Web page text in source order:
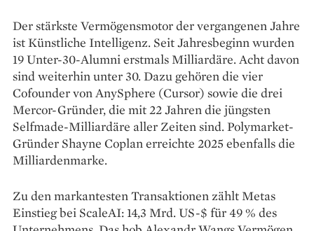
Der stärkste Vermögensmotor der vergangenen Jahre
ist Künstliche Intelligenz. Seit Jahresbeginn wurden
19 Unter-30-Alumni erstmals Milliardäre. Acht davon
sind weiterhin unter 30. Dazu gehören die vier
Cofounder von AnySphere (Cursor) sowie die drei
Mercor-Gründer, die mit 22 Jahren die jüngsten
Selfmade-Milliardäre aller Zeiten sind. Polymarket-
Gründer Shayne Coplan erreichte 2025 ebenfalls die
Milliardenmarke.
Zu den markantesten Transaktionen zählt Metas
Einstieg bei ScaleAI: 14,3 Mrd. US-$ für 49 % des